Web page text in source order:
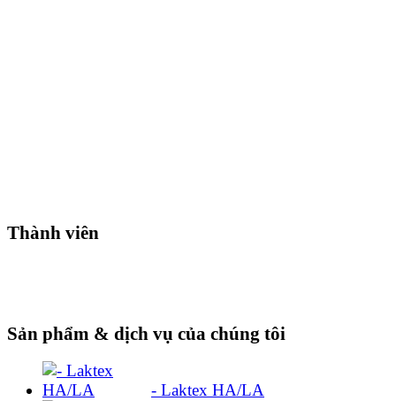
Thành viên
Sản phẩm & dịch vụ của chúng tôi
- Laktex HA/LA